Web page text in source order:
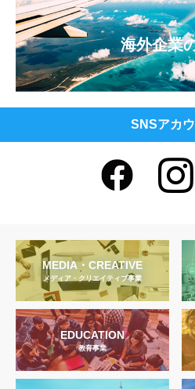
海外企業
SNSアカ
MEDIA・CREATIVE
メディア・クリエイティブ事業
EDUCATION
教育事業